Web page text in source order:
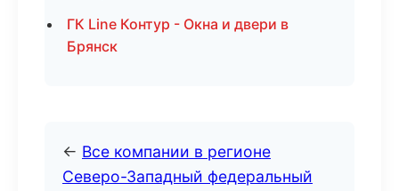
ГК Line Контур - Окна и двери в
Брянск
← Все компании в регионе
Северо-Западный федеральный